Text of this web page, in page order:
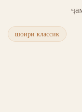
шоири классик